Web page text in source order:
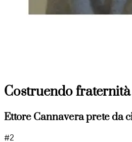
Costruendo fraternità
Ettore Cannavera prete da
#2